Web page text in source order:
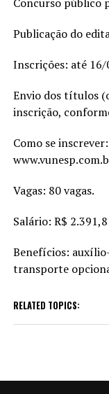
Publicação do
Inscrições: até
Envio dos títulos
inscrição,
Como se
Vagas: 80 vagas.
Salário: R$
Benefícios:
transporte
RELATED TOPICS: